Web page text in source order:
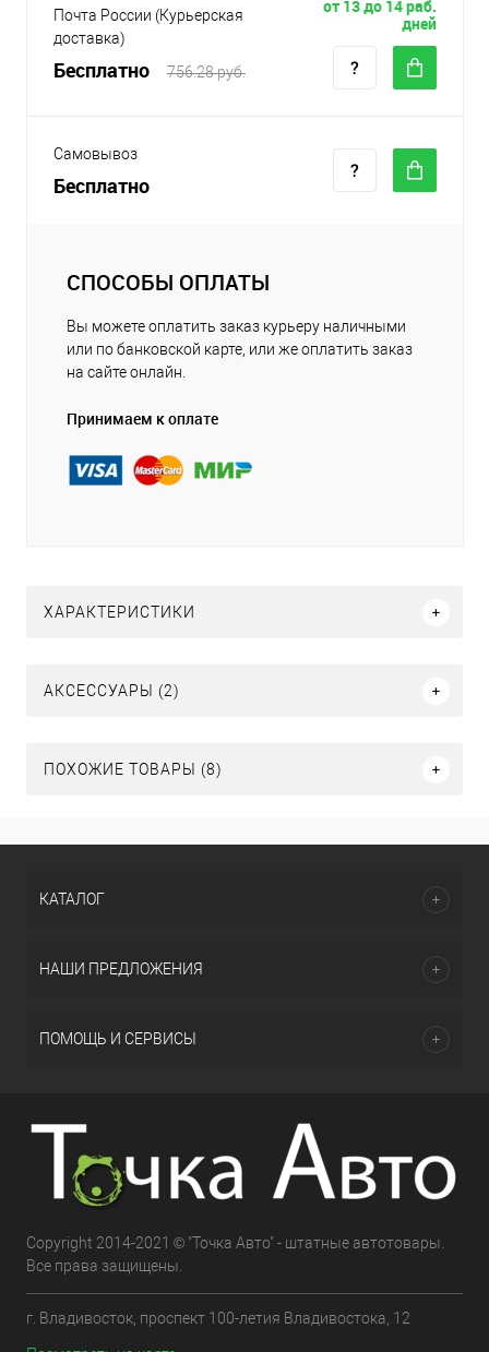
Почта России (Курьерская
доставка)
Бесплатно 756.28 руб.
от 13 до 14 раб.
дней
Самовывоз
Бесплатно
СПОСОБЫ ОПЛАТЫ
Вы можете оплатить заказ курьеру наличными
или по банковской карте, или же оплатить заказ
на сайте онлайн.
Принимаем к оплате
ХАРАКТЕРИСТИКИ
АКСЕССУАРЫ (2)
ПОХОЖИЕ ТОВАРЫ (8)
КАТАЛОГ
НАШИ ПРЕДЛОЖЕНИЯ
ПОМОЩЬ И СЕРВИСЫ
Copyright 2014-2021 © "Точка Авто" - штатные автотовары.
Все права защищены.
г. Владивосток, проспект 100-летия Владивостока, 12